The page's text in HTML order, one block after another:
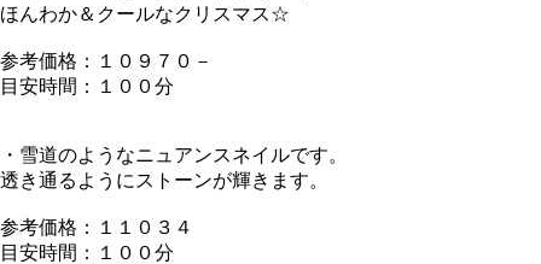
ほんわか＆クールなクリスマス☆
参考価格：１０９７０－
目安時間：１００分
・雪道のようなニュアンスネイルです。
透き通るようにストーンが輝きます。
参考価格：１１０３４
目安時間：１００分